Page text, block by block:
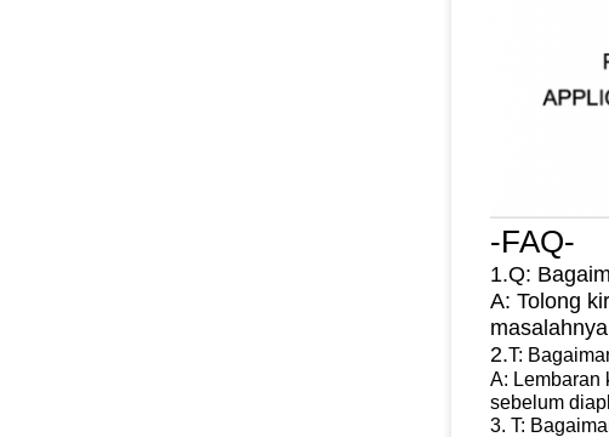
-FAQ-
1.Q:
A: Tolong
2.T:
A: Lembaran
sebelum
3. T: